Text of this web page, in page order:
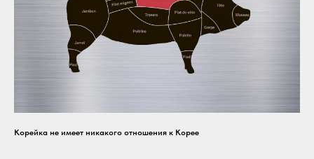
Корейка не имеет никакого отношения к Корее